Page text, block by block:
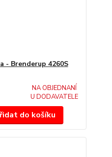
- Brenderup 4260S
NA OBJEDNANÍ
U DODAVATELE
do košíku